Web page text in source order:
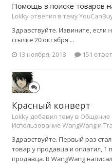
Помощь в поиске товаров
Lokky ответил в тему
Здравствуйте. Извините, если
ссылке 20 октября ...
13 ноября, 2018
151 ответ
Красный конверт
Lokky добавил тему в Общение
Использование WangWang и
Здравствуйте. Первый раз
товар у продавца и оплатил, 1
продавца. В WangWang